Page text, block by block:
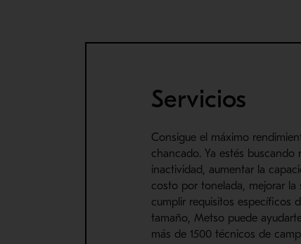
Servicios
Consigue el máximo
chancado. Ya estés buscando
inactividad, aumentar la
costo por tonelada, mejorar la
cumplir requisitos específicos
tamaño, Metso puede
más de 1500 técnicos de